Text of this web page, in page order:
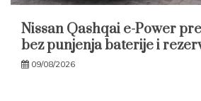
Nissan Qashqai e-Power
bez punjenja baterije i
09/08/2026